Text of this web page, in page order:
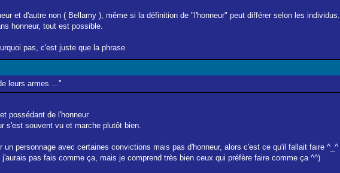
et d'autre non ( Bellamy ), même si la définition de "l'honneur" peut différer selon les individus.
honneur, tout est possible.
pas, c'est juste que la phrase
leurs armes ..."
possédant de l'honneur
s'est souvent vu et marche plutôt bien.
personnage avec certaines convictions mais pas d'honneur, alors c'est ce qu'il fallait faire ^_^
pas fais comme ça, mais je comprend très bien ceux qui préfère faire comme ça ^^)